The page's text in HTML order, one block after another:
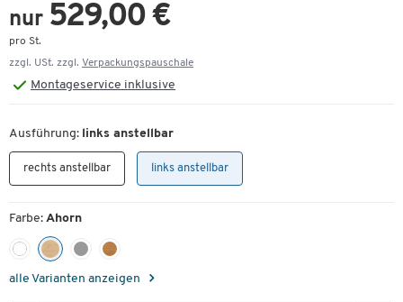
nur 529,00 €
pro St.
zzgl. USt. zzgl. Verpackungspauschale
Montageservice inklusive
Ausführung: links anstellbar
rechts anstellbar links anstellbar
Farbe: Ahorn
alle Varianten anzeigen